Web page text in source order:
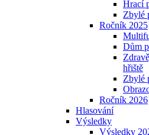
Hrací
Zbylé
Ročník 2025
Dům
hřiště
Zbylé
Ročník 2026
Hlasování
Výsledky
Výsledky